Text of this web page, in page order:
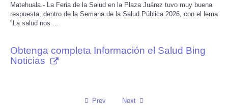
Health
Politics
Matehuala.- La Feria de la Salud en la Plaza Juárez tuvo muy buena
respuesta, dentro de la Semana de la Salud Pública 2026, con el lema
"La salud nos ...
Obtenga completa Información el Salud Bing
Noticias
Prev Next